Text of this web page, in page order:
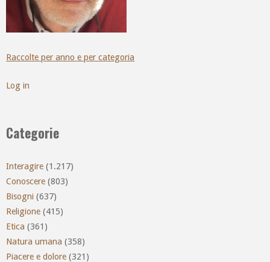
Raccolte per anno e per categoria
Log in
Categorie
Interagire (1.217)
Conoscere (803)
Bisogni (637)
Religione (415)
Etica (361)
Natura umana (358)
Piacere e dolore (321)